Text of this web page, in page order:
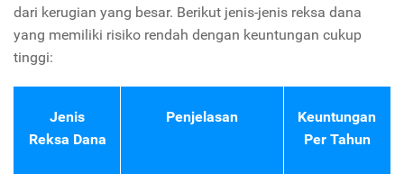
dari kerugian yang besar. Berikut jenis-jenis reksa dana
yang memiliki risiko rendah dengan keuntungan cukup
tinggi:
Jenis
Reksa Dana
Penjelasan
Keuntungan
Per Tahun